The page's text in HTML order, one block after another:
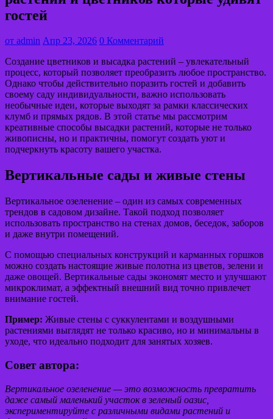
гостей
от admin Апр 23, 2026 0 Комментарий
Создание цветников и высадка растений – увлекательный
процесс, который позволяет преобразить любое пространство.
Однако чтобы действительно поразить гостей и добавить
своему саду индивидуальности, важно использовать
необычные идеи, которые выходят за рамки классических
клумб и прямых рядов. В этой статье мы рассмотрим
креативные способы высадки растений, которые не только
живописны, но и практичны, помогут создать уют и
подчеркнуть красоту вашего участка.
Вертикальные сады и живые стены
Вертикальное озеленение – один из самых современных
трендов в садовом дизайне. Такой подход позволяет
использовать пространство на стенах домов, беседок, заборов
и даже внутри помещений.
С помощью специальных конструкций и карманных горшков
можно создать настоящие живые полотна из цветов, зелени и
даже овощей. Вертикальные сады экономят место и улучшают
микроклимат, а эффектный внешний вид точно привлечет
внимание гостей.
Пример: Живые стены с суккулентами и воздушными
растениями выглядят не только красиво, но и минимальны в
уходе, что идеально подходит для занятых хозяев.
Совет автора:
Вертикальное озеленение — это возможность превратить
даже самый маленький участок в зеленый оазис,
экспериментируйте с различными видами растений и